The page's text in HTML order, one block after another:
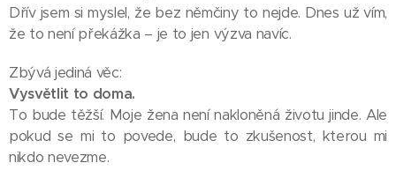
Dřív jsem si myslel, že bez němčiny to nejde. Dnes už vím,
že to není překážka – je to jen výzva navíc.
Zbývá jediná věc:
Vysvětlit to doma.
To bude těžší. Moje žena není nakloněná životu jinde. Ale
pokud se mi to povede, bude to zkušenost, kterou mi
nikdo nevezme.